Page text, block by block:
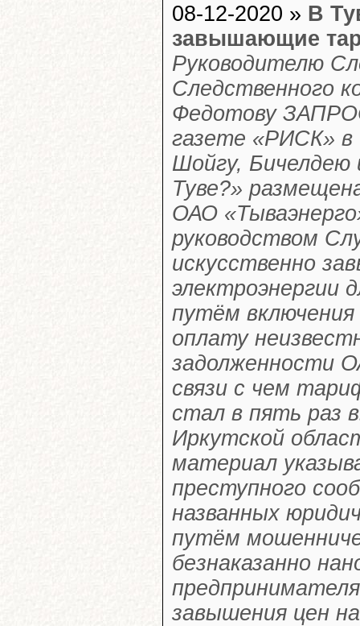
08-12-2020 » В
завышающие
Руководителю
Следственного
Федотову
газете «РИСК»
Шойгу, Бичелдею
Туве?»
ОАО
руководством
искусственно
электроэнергии
путём включения
оплату
задолженности
связи с чем
стал в пять раз
Иркутской
материал
преступного
названных
путём
безнаказанно
завышения цен